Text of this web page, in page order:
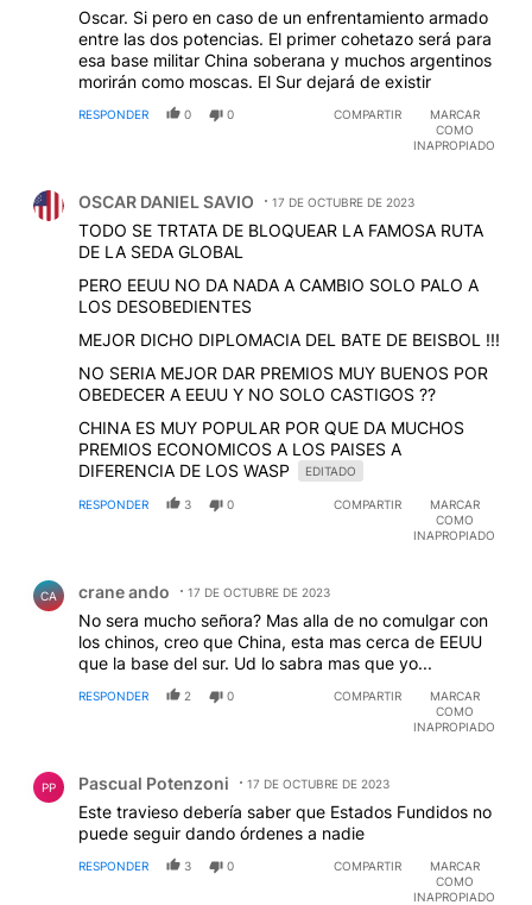
Oscar. Si pero en caso de un enfrentamiento armado
entre las dos potencias. El primer cohetazo será para
esa base militar China soberana y muchos argentinos
morirán como moscas. El Sur dejará de existir
RESPONDER 0 0 COMPARTIR
MARCAR
COMO
INAPROPIADO
OSCAR DANIEL SAVIO 17 DE OCTUBRE DE 2023
TODO SE TRTATA DE BLOQUEAR LA FAMOSA RUTA
DE LA SEDA GLOBAL
PERO EEUU NO DA NADA A CAMBIO SOLO PALO A
LOS DESOBEDIENTES
MEJOR DICHO DIPLOMACIA DEL BATE DE BEISBOL !!!
NO SERIA MEJOR DAR PREMIOS MUY BUENOS POR
OBEDECER A EEUU Y NO SOLO CASTIGOS ??
CHINA ES MUY POPULAR POR QUE DA MUCHOS
PREMIOS ECONOMICOS A LOS PAISES A
DIFERENCIA DE LOS WASP
EDITADO
RESPONDER 3 0 COMPARTIR
MARCAR
COMO
INAPROPIADO
CA crane ando 17 DE OCTUBRE DE 2023
No sera mucho señora? Mas alla de no comulgar con
los chinos, creo que China, esta mas cerca de EEUU
que la base del sur. Ud lo sabra mas que yo...
RESPONDER 2 0 COMPARTIR
MARCAR
COMO
INAPROPIADO
PP Pascual Potenzoni 17 DE OCTUBRE DE 2023
Este travieso debería saber que Estados Fundidos no
puede seguir dando órdenes a nadie
RESPONDER 3 0 COMPARTIR
MARCAR
COMO
INAPROPIADO